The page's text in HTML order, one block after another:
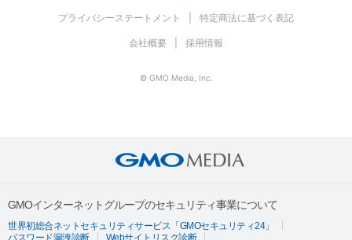
プライバシーステートメント 特定商法に基づく表記
会社概要 採用情報
© GMO Media, Inc.
GMOインターネットグループのセキュリティ事業について
世界初総合ネットセキュリティサービス「GMOセキュリティ24」